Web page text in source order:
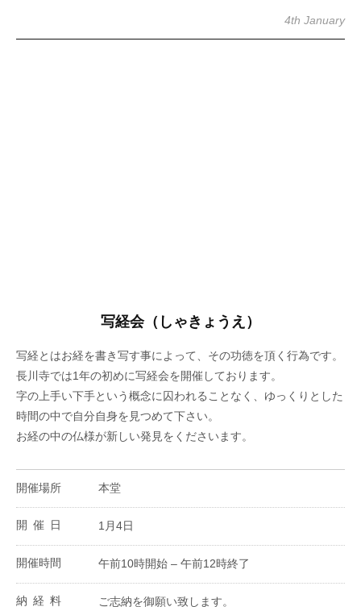
4th January
写経会（しゃきょうえ）
写経とはお経を書き写す事によって、その功徳を頂く行為です。
長川寺では1年の初めに写経会を開催しております。
字の上手い下手という概念に囚われることなく、ゆっくりとした
時間の中で自分自身を見つめて下さい。
お経の中の仏様が新しい発見をくださいます。
開催場所 本堂
開催日 1月4日
開催時間 午前10時開始 – 午前12時終了
納経料 ご志納を御願い致します。